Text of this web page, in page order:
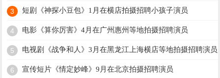
3 短剧《神探小豆包》1月在横店拍摄招聘小孩子演员
4 电影《算你厉害》4月在广州惠州等地拍摄招聘演员
5 电视剧《战争和人》3月在黑龙江上海横店等地拍摄招聘演员
6 宣传短片《情定妙峰》9月在北京拍摄招聘演员